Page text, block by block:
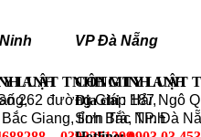
ANH
LUẬT TNHH MINH ANH
262 đường Giáp Hải,
Giang, tỉnh Bắc Ninh
VP Đà Nẵng
CÔNG TY LUẬT
Địa chỉ: 187 Ngô
Sơn Trà, TP. Đà